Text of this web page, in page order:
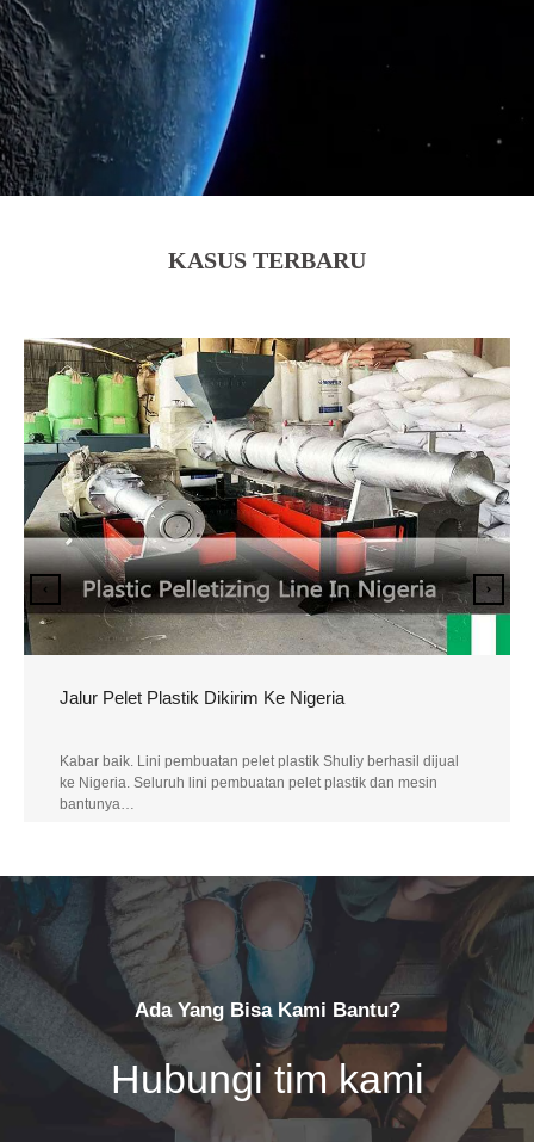
KASUS TERBARU
Granulator Plastik Dikirim Ke Ghana
Kabar baik. Jalur pembuatan pelet plastik Shuliy berhasil dijual
ke Ghana. Bahan baku yang digunakan pelanggan ini adalah
PE…
Ada Yang Bisa Kami Bantu?
Hubungi tim kami